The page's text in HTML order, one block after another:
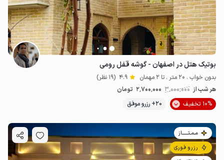
بوتیک هتل در اصفهان - گوشه قفل رومی
بدون خواب . 20 متر . تا 2 مهمان 4.9 (19 نظر)
هر شب از 3٬000٬000 2٬700٬000 تومان
10% تخفیف
20+ رزرو موفق
مـمـتــــــاز
رزرو فوری